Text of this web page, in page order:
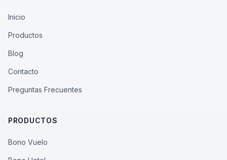
Inicio
Productos
Blog
Contacto
Preguntas Frecuentes
PRODUCTOS
Bono Vuelo